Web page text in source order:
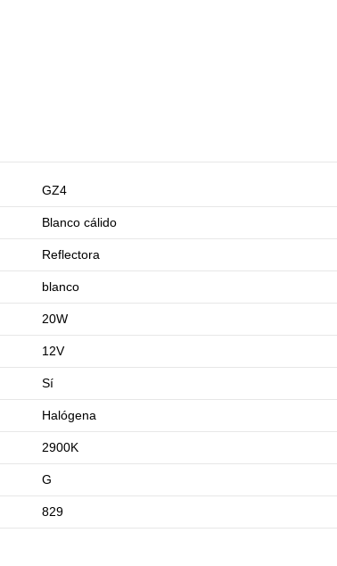
GZ4
Blanco cálido
Reflectora
blanco
20W
12V
Sí
Halógena
2900K
G
829